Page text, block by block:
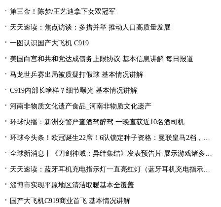
第三金！陈梦/王艺迪拿下女双冠军
天天速读：焦点访谈：多措并举 推动人口高质量发展
一图认识国产大飞机 C919
美国白宫和共和党达成债务上限协议 基本信息讲解 每日报道
马龙世乒赛出局被质疑打假球 基本情况讲解
C919内部长啥样？细节曝光 基本情况讲解
河南非物质文化遗产食品_河南非物质文化遗产
环球快播：新洲交警严查酒驾醉驾 一晚查获近10名酒司机
环球今头条！欧冠诞生22席！6队锁定种子资格：曼联皇马2档，酝酿死亡之组
全球新消息丨《刀剑神域：异绊集结》发表预告片 展示游戏诸多玩法
天天速读：蓝牙耳机充电指示灯一直亮红灯（蓝牙耳机充电指示灯）
淄博市实现平原地区清洁取暖基本全覆盖
国产大飞机C919商业首飞 基本情况讲解